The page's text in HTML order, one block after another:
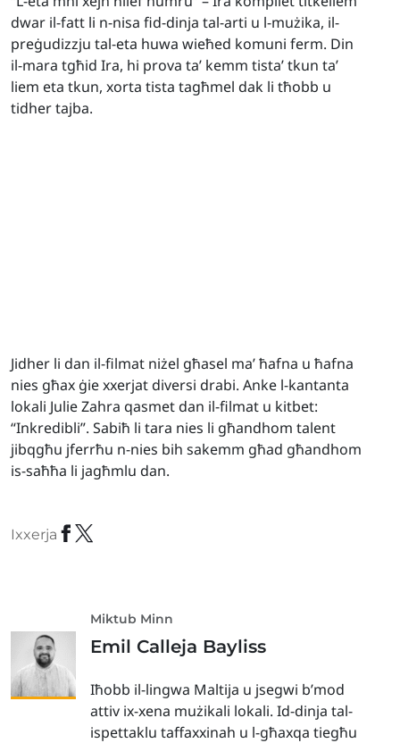
dwar il-fatt li n-nisa fid-dinja tal-arti u l-mużika, il-
preġudizzju tal-eta huwa wieħed komuni ferm. Din
il-mara tgħid Ira, hi prova ta’ kemm tista’ tkun ta’
liem eta tkun, xorta tista tagħmel dak li tħobb u
tidher tajba.
Jidher li dan il-filmat niżel għasel ma’ ħafna u ħafna
nies għax ġie xxerjat diversi drabi. Anke l-kantanta
lokali Julie Zahra qasmet dan il-filmat u kitbet:
“Inkredibli”. Sabiħ li tara nies li għandhom talent
jibqgħu jferrħu n-nies bih sakemm għad għandhom
is-saħħa li jagħmlu dan.
Ixxerja
Miktub Minn
Emil Calleja Bayliss
Iħobb il-lingwa Maltija u jsegwi b’mod
attiv ix-xena mużikali lokali. Id-dinja tal-
ispettaklu taffaxxinah u l-għaxqa tiegħu